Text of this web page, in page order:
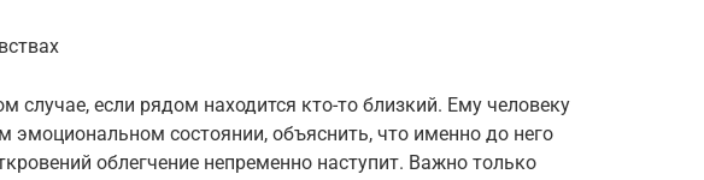
случае, если рядом находится кто-то близкий. Ему человеку
эмоциональном состоянии, объяснить, что именно до него
облегчение непременно наступит. Важно только